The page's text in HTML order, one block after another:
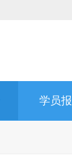
学员